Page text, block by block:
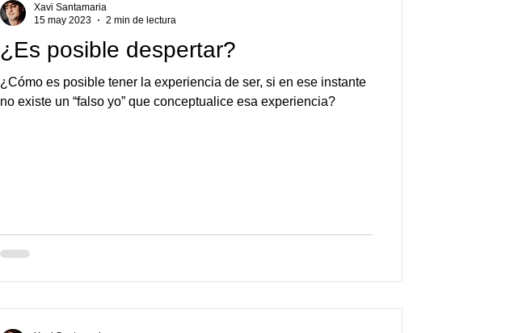
¿Es posible despertar?
¿Cómo es posible tener la experiencia de ser, si en ese instante
no existe un “falso yo” que conceptualice esa experiencia?
Xavi Santamaria
15 may 2023
2 min de lectura